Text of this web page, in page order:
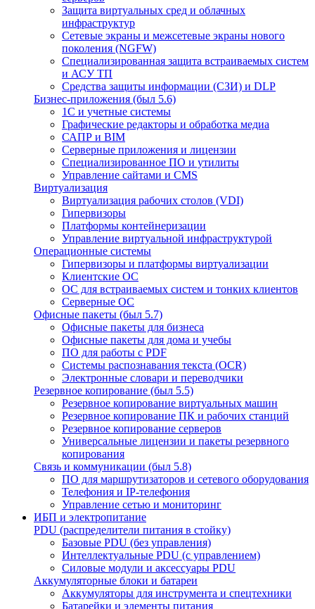
Защита виртуальных сред и облачных
инфраструктур
Сетевые экраны и межсетевые экраны нового
поколения (NGFW)
Специализированная защита встраиваемых систем
и АСУ ТП
Средства защиты информации (СЗИ) и DLP
Бизнес-приложения (был 5.6)
1С и учетные системы
Графические редакторы и обработка медиа
САПР и BIM
Серверные приложения и лицензии
Специализированное ПО и утилиты
Управление сайтами и CMS
Виртуализация
Виртуализация рабочих столов (VDI)
Гипервизоры
Платформы контейнеризации
Управление виртуальной инфраструктурой
Операционные системы
Гипервизоры и платформы виртуализации
Клиентские ОС
ОС для встраиваемых систем и тонких клиентов
Серверные ОС
Офисные пакеты (был 5.7)
Офисные пакеты для бизнеса
Офисные пакеты для дома и учебы
ПО для работы с PDF
Системы распознавания текста (OCR)
Электронные словари и переводчики
Резервное копирование (был 5.5)
Резервное копирование виртуальных машин
Резервное копирование ПК и рабочих станций
Резервное копирование серверов
Универсальные лицензии и пакеты резервного
копирования
Связь и коммуникации (был 5.8)
ПО для маршрутизаторов и сетевого оборудования
Телефония и IP-телефония
Управление сетью и мониторинг
ИБП и электропитание
PDU (распределители питания в стойку)
Базовые PDU (без управления)
Интеллектуальные PDU (с управлением)
Силовые модули и аксессуары PDU
Аккумуляторные блоки и батареи
Аккумуляторы для инструмента и спецтехники
Батарейки и элементы питания